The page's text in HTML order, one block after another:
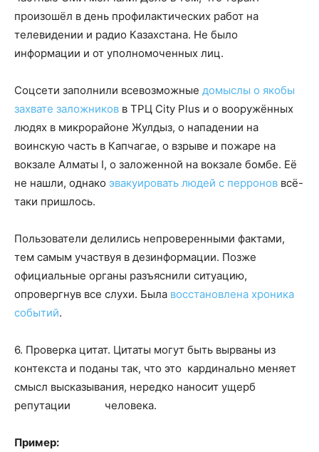
произошёл в день профилактических работ на
телевидении и радио Казахстана. Не было
информации и от уполномоченных лиц.
Соцсети заполнили всевозможные домыслы о якобы
захвате заложников в ТРЦ City Plus и о вооружённых
людях в микрорайоне Жулдыз, о нападении на
воинскую часть в Капчагае, о взрыве и пожаре на
вокзале Алматы I, о заложенной на вокзале бомбе. Её
не нашли, однако эвакуировать людей с перронов всё-
таки пришлось.
Пользователи делились непроверенными фактами,
тем самым участвуя в дезинформации. Позже
официальные органы разъяснили ситуацию,
опровергнув все слухи. Была восстановлена хроника
событий.
6. Проверка цитат. Цитаты могут быть вырваны из
контекста и поданы так, что это кардинально меняет
смысл высказывания, нередко наносит ущерб
репутации человека.
Пример: